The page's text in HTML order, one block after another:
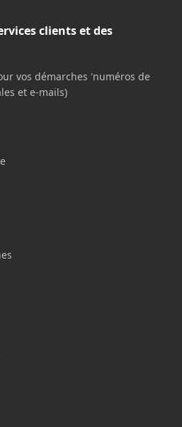
clients et des
vos démarches 'numéros de
et e-mails)